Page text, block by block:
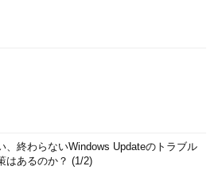
、終わらないWindows Updateのトラブル
はあるのか？ (1/2)